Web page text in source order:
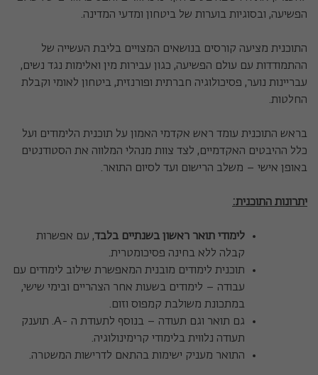
הפשיעה, ובסוגיות בוערות של ביטחון ומדעי המדינה.
התוכנית מציעה קורסים בנושאים המצויים בליבת העשייה של
ההתמודדות עם עולם הפשיעה, כגון עבירות מין ואלימות נגד נשים,
עבריינות נוער, פסיכולוגיה חברתית ופורנזית, ביטחון לאומי וקבלת
החלטות.
בראש התוכנית עומד ראש אקדמי האמון על תוכנית הלימודים ועל
כלל ההיבטים האקדמיים, לצד צוות מנהלי המלווה את הסטודנטים
באופן אישי – משלב הרישום ועד לסיום התואר.
יתרונות התוכנית:
לימודי תואר ראשון בשנתיים בלבד, עם אפשרות
קבלה ללא בחינה פסיכומטרית.
תוכנית לימודים מובנית המאפשרת שילוב לימודים עם
עבודה – לימודים בשעות אחר הצהריים ובימי שישי,
במתכונת משולבת קמפוס וזום.
גם תואר וגם תעודה – בנוסף לתעודת ה -A. תוענק
תעודה נלווית בלימודי קרימינולוגיה.
התואר מעניק ישימות בהתאם לדרישות המשטרה.